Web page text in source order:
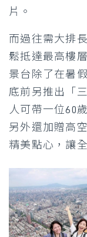
片。
而過往需大排
鬆抵達最高樓
景台除了在暑
底前另推出「
人可帶一位60
另外還加贈高
精美點心，讓